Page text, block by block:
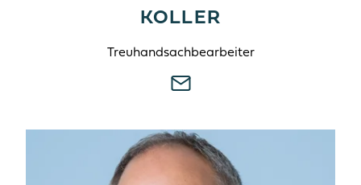
KOLLER
Treuhandsachbearbeiter